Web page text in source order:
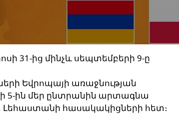
31-ից մինչև սեպտեմբերի 9-ը
Եվրոպայի առաջնության
5-ին մեր ընտրանին արտագնա
Լեհաստանի հասակակիցների հետ։